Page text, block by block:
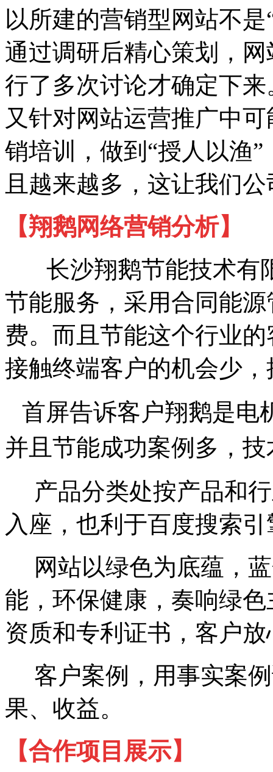
以所建的营销型网站不
通过调研后精心策划，
行了多次讨论才确定下
又针对网站运营推广中
销培训，做到“授人以渔
且越来越多，这让我们
【翔鹅网络营销分析】
长沙翔鹅节能技术有
节能服务，采用合同能
费。而且节能这个行业
接触终端客户的机会少
首屏告诉客户翔鹅是电
并且节能成功案例多，
产品分类处按产品和
入座，也利于百度搜索引
网站以绿色为底蕴，
能，环保健康，奏响绿
资质和专利证书，客户
客户案例，用事实案
果、收益。
【合作项目展示】